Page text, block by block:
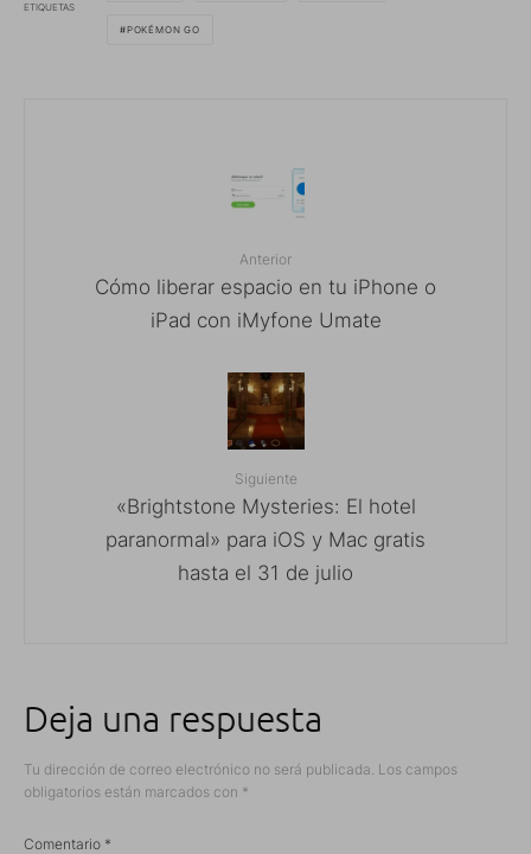
ETIQUETAS
POKÉMON GO
Anterior
Cómo liberar espacio en tu iPhone o
iPad con iMyfone Umate
Siguiente
«Brightstone Mysteries: El hotel
paranormal» para iOS y Mac gratis
hasta el 31 de julio
Deja una respuesta
Tu dirección de correo electrónico no será publicada. Los campos
obligatorios están marcados con *
Comentario *